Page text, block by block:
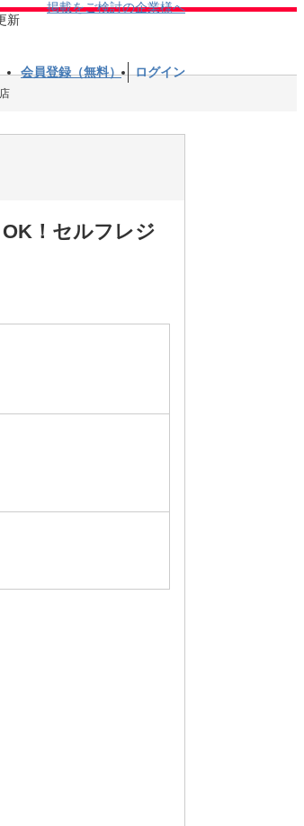
新
掲載をご検討の企業様へ
会員登録（無料） ログイン
！セルフレジ